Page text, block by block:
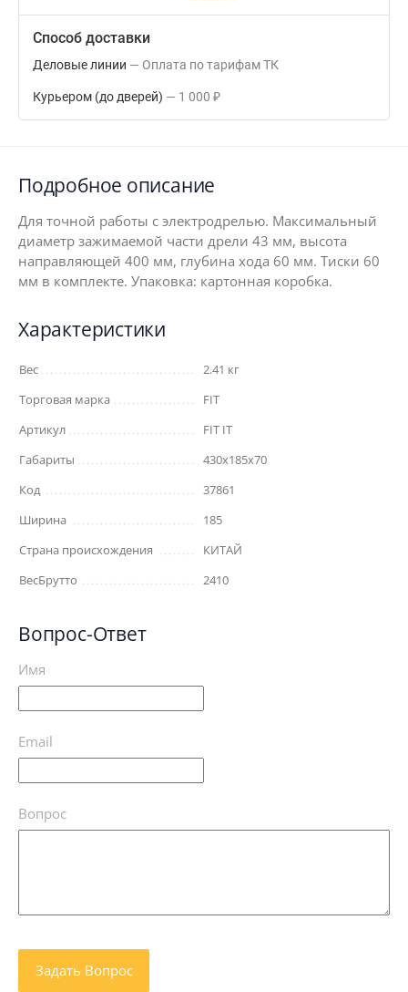
Способ доставки
Деловые линии Оплата по тарифам ТК
Курьером (до дверей) 1 000 ₽
Подробное описание
Для точной работы с электродрелью. Максимальный
диаметр зажимаемой части дрели 43 мм, высота
направляющей 400 мм, глубина хода 60 мм. Тиски 60
мм в комплекте. Упаковка: картонная коробка.
Характеристики
Вес
2.41 кг
Торговая марка
FIT
Артикул
FIT IT
Габариты
430x185x70
Код
37861
Ширина
185
Страна происхождения
КИТАЙ
ВесБрутто
2410
Вопрос-Ответ
Имя
Email
Вопрос